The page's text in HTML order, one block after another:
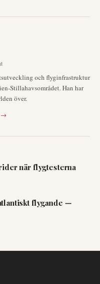
och flyginfrastruktur
Stillahavsområdet. Han har
över.
→
när flygtesterna
flygande —